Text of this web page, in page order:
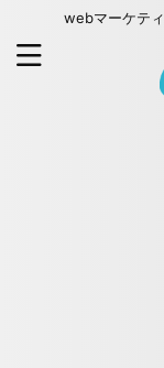
webマーケテ